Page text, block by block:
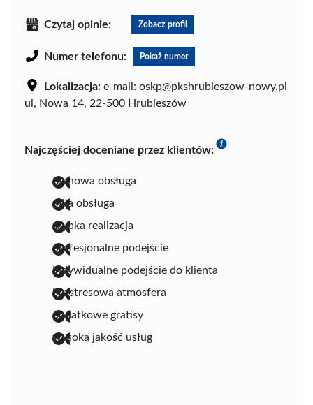
Czytaj opinie: Zobacz profil
Numer telefonu: Pokaż numer
Lokalizacja: e-mail: oskp@pkshrubieszow-nowy.pl
ul, Nowa 14, 22-500 Hrubieszów
Najczęściej doceniane przez klientów:
fachowa obsługa
miła obsługa
szybka realizacja
profesjonalne podejście
indywidualne podejście do klienta
bezstresowa atmosfera
dodatkowe gratisy
wysoka jakość usług